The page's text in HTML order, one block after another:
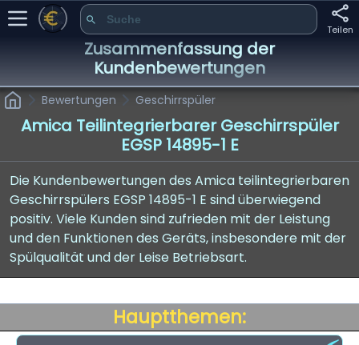
Teilen
Zusammenfassung der
Kundenbewertungen
Bewertungen Geschirrspüler
Amica Teilintegrierbarer Geschirrspüler
EGSP 14895-1 E
Die Kundenbewertungen des Amica teilintegrierbaren
Geschirrspülers EGSP 14895-1 E sind überwiegend
positiv. Viele Kunden sind zufrieden mit der Leistung
und den Funktionen des Geräts, insbesondere mit der
Spülqualität und der Leise Betriebsart.
Hauptthemen: